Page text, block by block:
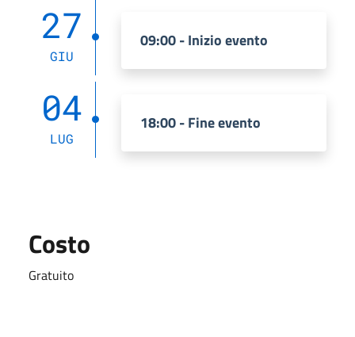
27
GIU
09:00 - Inizio evento
04
LUG
18:00 - Fine evento
Costo
Gratuito